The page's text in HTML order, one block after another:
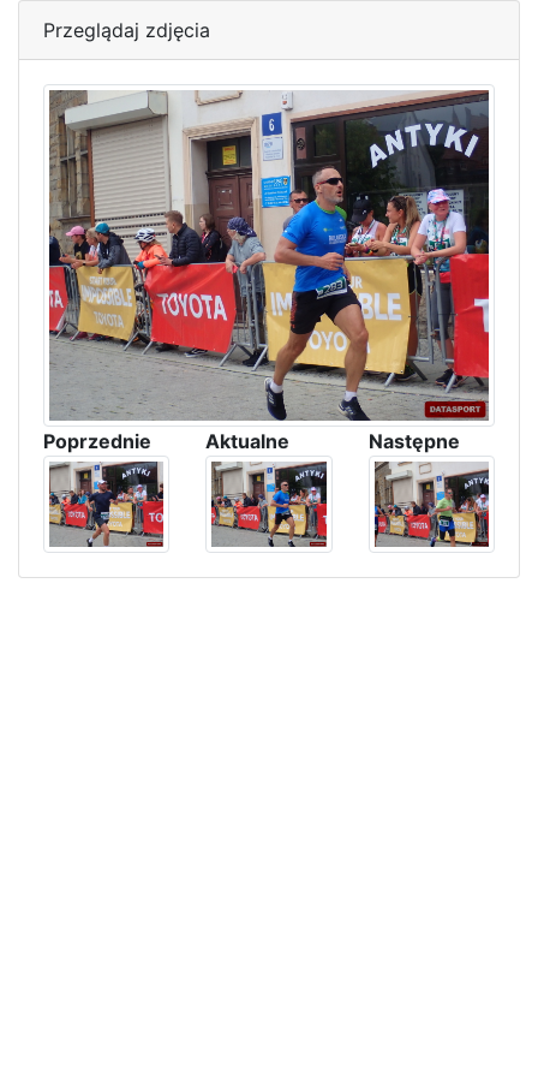
Przeglądaj zdjęcia
Poprzednie Aktualne Następne